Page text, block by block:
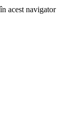
acest navigator